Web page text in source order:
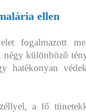
ellen
fogalmazott
négy különböző
hatékonyan
a fő